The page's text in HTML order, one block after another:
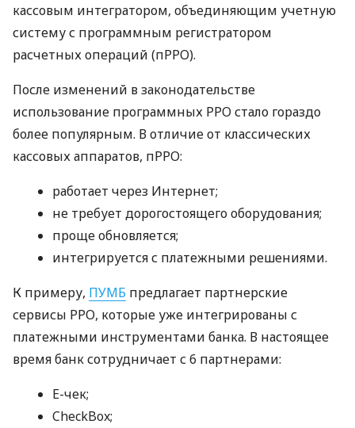
кассовым интегратором, объединяющим учетную
систему с программным регистратором
расчетных операций (пРРО).
После изменений в законодательстве
использование программных РРО стало гораздо
более популярным. В отличие от классических
кассовых аппаратов, пРРО:
работает через Интернет;
не требует дорогостоящего оборудования;
проще обновляется;
интегрируется с платежными решениями.
К примеру, ПУМБ предлагает партнерские
сервисы РРО, которые уже интегрированы с
платежными инструментами банка. В настоящее
время банк сотрудничает с 6 партнерами:
E-чек;
CheckBox;